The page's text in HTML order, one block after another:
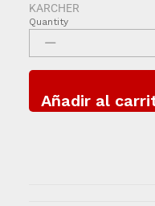
KARCHER
Quantity
Añadir al